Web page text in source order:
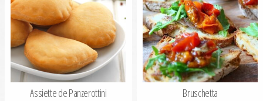
Assiette de Panzerottini Bruschetta